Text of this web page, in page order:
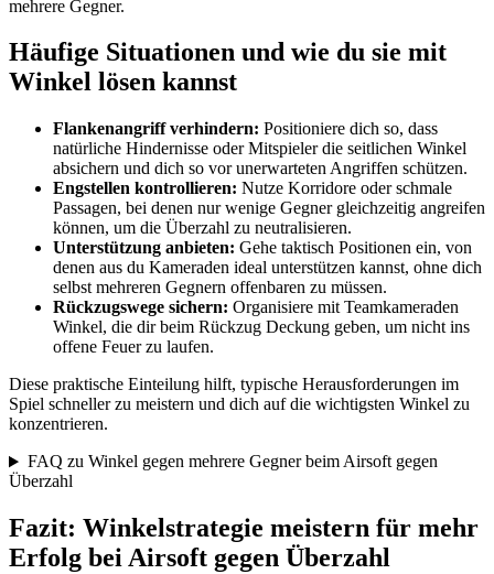
mehrere Gegner.
Häufige Situationen und wie du sie mit
Winkel lösen kannst
Flankenangriff verhindern: Positioniere dich so, dass
natürliche Hindernisse oder Mitspieler die seitlichen Winkel
absichern und dich so vor unerwarteten Angriffen schützen.
Engstellen kontrollieren: Nutze Korridore oder schmale
Passagen, bei denen nur wenige Gegner gleichzeitig angreifen
können, um die Überzahl zu neutralisieren.
Unterstützung anbieten: Gehe taktisch Positionen ein, von
denen aus du Kameraden ideal unterstützen kannst, ohne dich
selbst mehreren Gegnern offenbaren zu müssen.
Rückzugswege sichern: Organisiere mit Teamkameraden
Winkel, die dir beim Rückzug Deckung geben, um nicht ins
offene Feuer zu laufen.
Diese praktische Einteilung hilft, typische Herausforderungen im
Spiel schneller zu meistern und dich auf die wichtigsten Winkel zu
konzentrieren.
FAQ zu Winkel gegen mehrere Gegner beim Airsoft gegen
Überzahl
Fazit: Winkelstrategie meistern für mehr
Erfolg bei Airsoft gegen Überzahl